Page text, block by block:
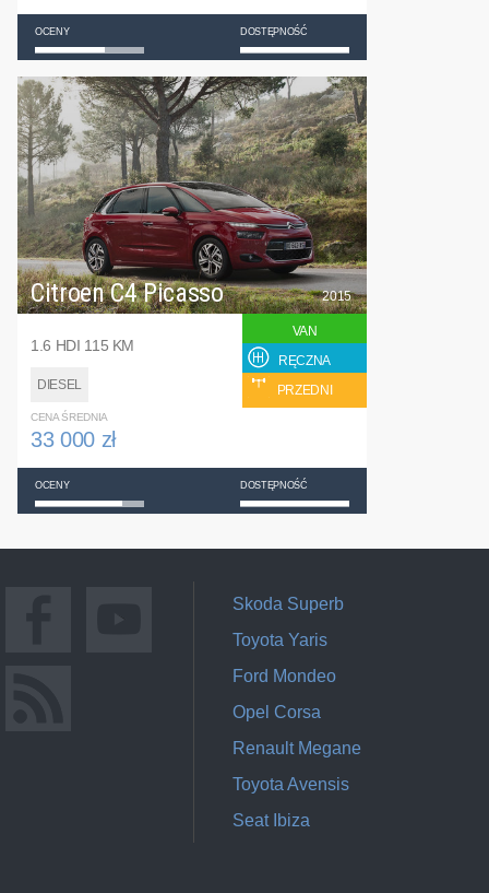
OCENY DOSTĘPNOŚĆ
Citroen C4 Picasso
1.6 HDI 115 KM
DIESEL
2015
VAN
RĘCZNA
PRZEDNI
CENA ŚREDNIA
33 000 zł
OCENY DOSTĘPNOŚĆ
Skoda Superb
Toyota Yaris
Ford Mondeo
Opel Corsa
Renault Megane
Toyota Avensis
Seat Ibiza